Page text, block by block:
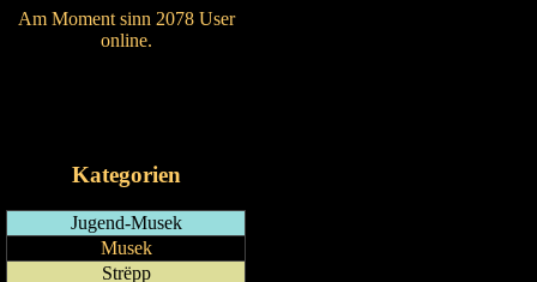
Am Moment sinn 2078 User
online.
Kategorien
Jugend-Musek
Musek
Strëpp